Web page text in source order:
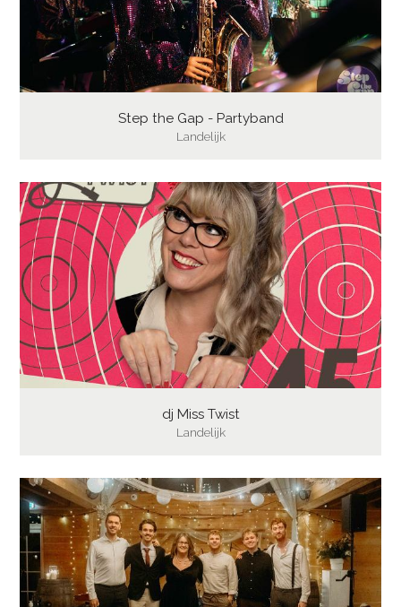
Step the Gap - Partyband
Landelijk
dj Miss Twist
Landelijk